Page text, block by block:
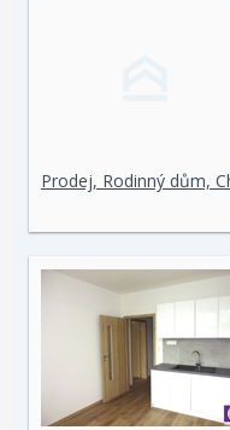
Prodej, Rodinný dům,